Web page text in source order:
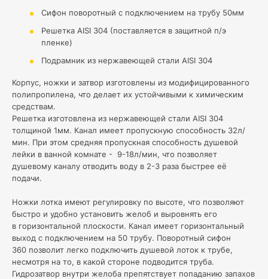
Сифон поворотный с подключением на трубу 50мм
Решетка AISI 304 (поставляется в защитной п/э
пленке)
Подрамник из нержавеющей стали AISI 304
Корпус, ножки и затвор изготовлены из модифицированного
полипропилена, что делает их устойчивыми к химическим
средствам.
Решетка изготовлена из нержавеющей стали AISI 304
толщиной 1мм. Канал имеет пропускную способность 32л/
мин. При этом средняя пропускная способность душевой
лейки в ванной комнате - 9-18л/мин, что позволяет
душевому каналу отводить воду в 2-3 раза быстрее её
подачи.
Ножки лотка имеют регулировку по высоте, что позволяют
быстро и удобно установить желоб и выровнять его
в горизонтальной плоскости. Канал имеет горизонтальный
выход с подключением на 50 трубу. Поворотный сифон
360 позволит легко подключить душевой лоток к трубе,
несмотря на то, в какой стороне подводится труба.
Гидрозатвор внутри желоба препятствует попаданию запахов